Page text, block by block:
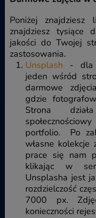
Poniżej
znajdziesz tysiące
jakości do Twojej
zastosowania.
Unsplash - dla
jeden wśród
darmowe
gdzie
Strona
portfolio. Po
własne kolekcje
prace się nam
klikając w
Unsplasha jest
rozdzielczość
7000 px.
konieczności